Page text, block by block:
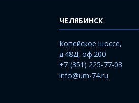
ЧЕЛЯБИНСК
Копейское шоссе,
д.48Д, оф.200
+7 (351) 225-77-03
info@um-74.ru